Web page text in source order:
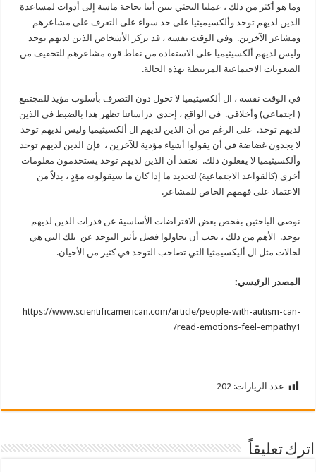
وما هو أكثر من ذلك ، عملنا البحثي يبين أننا بحاجة ماسة إلى أدوات لمساعدة
الذين لديهم توحد وألكسيميثيا على حد سواء على التعرف على مشاعرهم
ومشاعر الآخرين. وفي الوقت نفسه ، قد يركز الأشخاص الذين لديهم توحد
وليس لديهم ألكسيثيميا على الاستفادة من نقاط قوة مشاعرهم للتخفيف من
الصعوبات الاجتماعية المرتبطة بهذه الحالة.
في الوقت نفسه ، ال ألكسيثيميا لا تحول دون التصرف بأسلوب مؤيد للمجتمع
( اجتماعي) وأخلاقي. في الواقع ، إحدى دراساتنا تظهر هذا بالضبط في الذين
لديهم توحد. على الرغم من أن الذين لديهم ال ألكسيثيميا وليس لديهم توحد
لا يجدون غضاضة في أن يقولوا أشياء مؤذية للآخرين ، فإن الذين لديهم توحد
وألكسيثيميا لا يفعلون ذلك. نعتقد أن الذين لديهم توحد يستخدمون معلومات
أخرى (كالقواعد الاجتماعية) لتحديد ما إذا كان ما سيقولونه مؤذٍ ، بدلاً من
الاعتماد على فهمهم الخاص للمشاعر.
نوصي الباحثين بفحص بعض الافتراضات الأساسية عن قدرات الذين لديهم
توحد. الأهم من ذلك ، يجب أن يحاولوا فصل تأثير التوحد عن تلك التي هي
لحالات مثل ال أليكسيمثيا التي تصاحب التوحد في كثير من الأحيان.
المصدر الرئيسي:
https://www.scientificamerican.com/article/people-with-autism-can-
read-emotions-feel-empathy1/
عدد الزيارات: 202
اترك تعليقاً